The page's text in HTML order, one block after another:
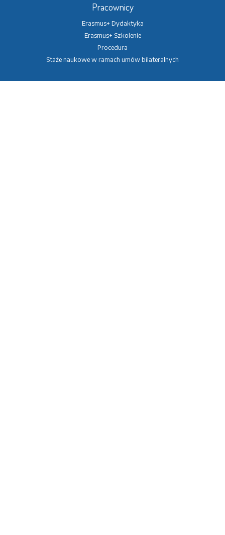
Pracownicy
Erasmus+ Dydaktyka
Erasmus+ Szkolenie
Procedura
Staże naukowe w ramach umów bilateralnych